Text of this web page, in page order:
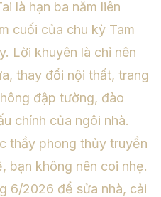
là hạn ba năm liên
cuối của chu kỳ Tam
Lời khuyên là chỉ nên
thay đổi nội thất, trang
đập tường, đào
chính của ngôi nhà.
thầy phong thủy truyền
bạn không nên coi nhẹ.
6/2026 để sửa nhà, cải